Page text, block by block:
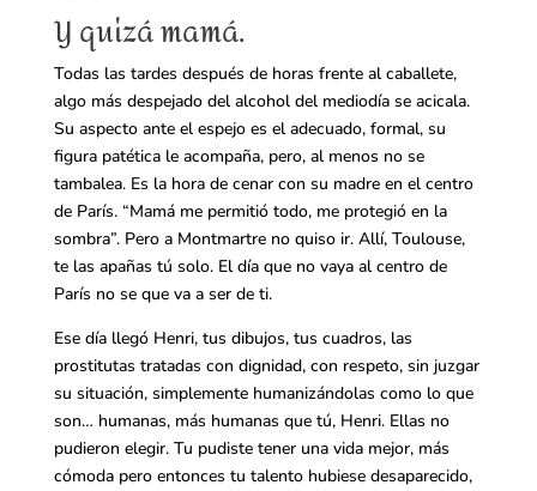
Y quizá mamá.
Todas las tardes después de horas frente al caballete,
algo más despejado del alcohol del mediodía se acicala.
Su aspecto ante el espejo es el adecuado, formal, su
figura patética le acompaña, pero, al menos no se
tambalea. Es la hora de cenar con su madre en el centro
de París. “Mamá me permitió todo, me protegió en la
sombra”. Pero a Montmartre no quiso ir. Allí, Toulouse,
te las apañas tú solo. El día que no vaya al centro de
París no se que va a ser de ti.
Ese día llegó Henri, tus dibujos, tus cuadros, las
prostitutas tratadas con dignidad, con respeto, sin juzgar
su situación, simplemente humanizándolas como lo que
son… humanas, más humanas que tú, Henri. Ellas no
pudieron elegir. Tu pudiste tener una vida mejor, más
cómoda pero entonces tu talento hubiese desaparecido,